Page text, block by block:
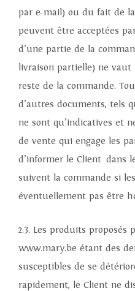
par e-mail) ou du fait de
peuvent être acceptées
d’une partie de la
livraison partielle) ne
reste de la commande.
d’autres documents, tels
ne sont qu’indicatives et
de vente qui engage les
d’informer le Client dans
suivent la commande si
éventuellement pas être
2.3. Les produits
www.mary.be étant des
susceptibles de se
rapidement, le Client ne